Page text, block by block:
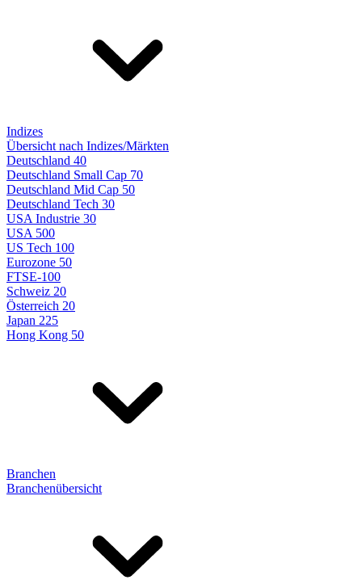
Indizes
Übersicht nach Indizes/Märkten
Deutschland 40
Deutschland Small Cap 70
Deutschland Mid Cap 50
Deutschland Tech 30
USA Industrie 30
USA 500
US Tech 100
Eurozone 50
FTSE-100
Schweiz 20
Österreich 20
Japan 225
Hong Kong 50
Branchen
Branchenübersicht